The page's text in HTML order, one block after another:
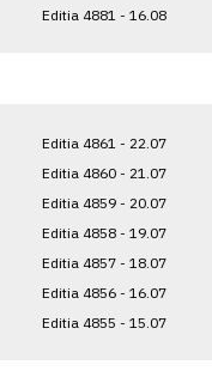
Editia 4881 - 16.08
Editia 4861 - 22.07
Editia 4860 - 21.07
Editia 4859 - 20.07
Editia 4858 - 19.07
Editia 4857 - 18.07
Editia 4856 - 16.07
Editia 4855 - 15.07